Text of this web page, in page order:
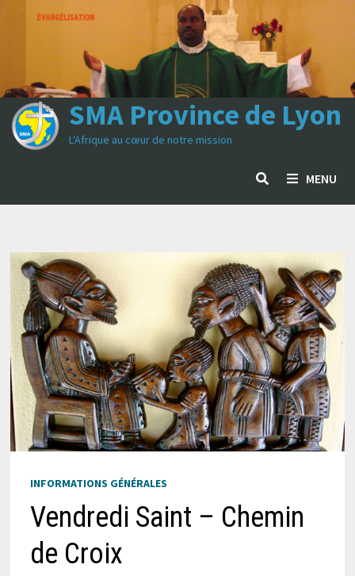
Passer
SMA Province de Lyon
L'Afrique au cœur de notre mission
MENU
INFORMATIONS GÉNÉRALES
Vendredi Saint – Chemin
de Croix